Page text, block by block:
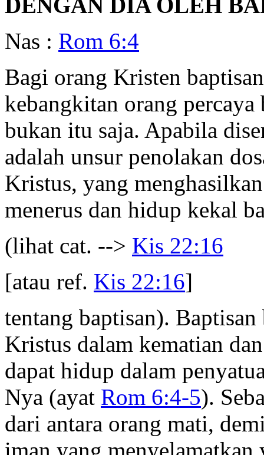
Nas : Rom 6:4
Bagi orang Kristen
kebangkitan orang
bukan itu saja. Apabila
adalah unsur penolakan
Kristus, yang
menerus dan hidup kekal
(lihat cat. --> Kis 22:16
[atau ref. Kis 22:16]
tentang baptisan).
Kristus dalam kematian
dapat hidup dalam
Nya (ayat Rom 6:4-5).
dari antara orang mati,
iman yang